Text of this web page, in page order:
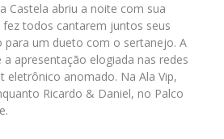
Castela abriu a noite com sua
fez todos cantarem juntos seus
para um dueto com o sertanejo. A
apresentação elogiada nas redes
eletrônico anomado. Na Ala Vip,
Ricardo & Daniel, no Palco